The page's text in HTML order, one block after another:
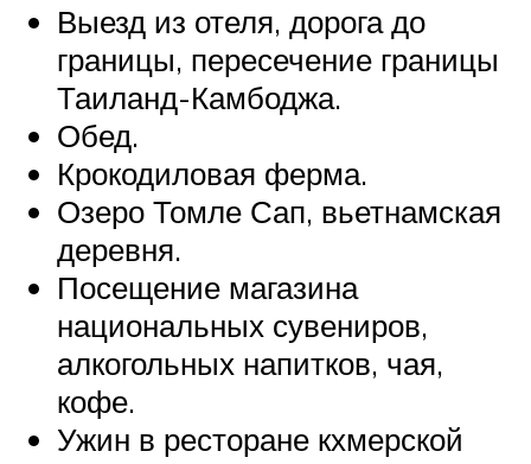
Выезд из отеля, дорога до
границы, пересечение границы
Таиланд-Камбоджа.
Обед.
Крокодиловая ферма.
Озеро Томле Сап, вьетнамская
деревня.
Посещение магазина
национальных сувениров,
алкогольных напитков, чая,
кофе.
Ужин в ресторане кхмерской